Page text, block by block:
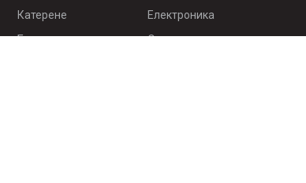
Катерене
Електроника
Бягане
Оцеляване